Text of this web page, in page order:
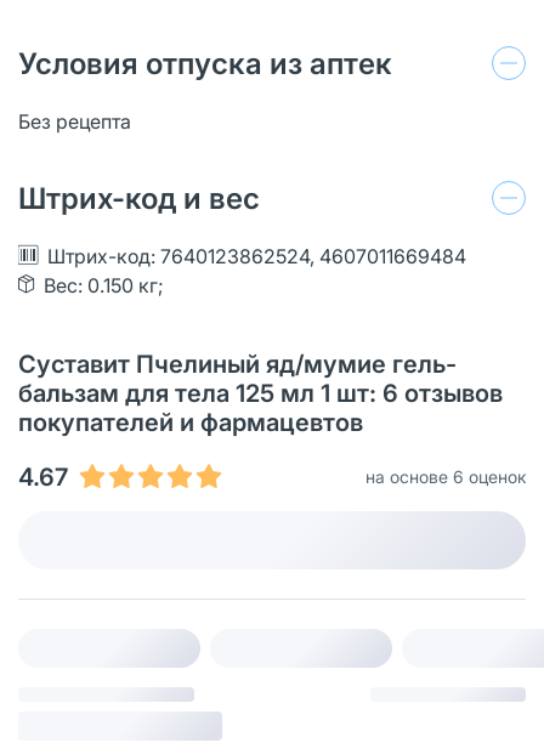
Условия отпуска из аптек
Без рецепта
Штрих-код и вес
Штрих-код: 7640123862524, 4607011669484
Вес: 0.150 кг;
Суставит Пчелиный яд/мумие гель-
бальзам для тела 125 мл 1 шт: 6 отзывов
покупателей и фармацевтов
4.67
на основе 6 оценок